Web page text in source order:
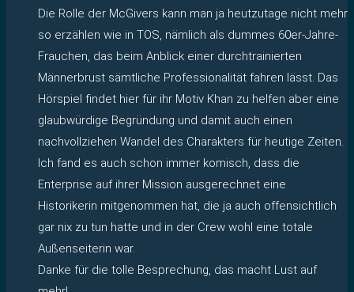
Die Rolle der McGivers kann man ja heutzutage nicht mehr
so erzählen wie in TOS, nämlich als dummes 60er-Jahre-
Frauchen, das beim Anblick einer durchtrainierten
Männerbrust sämtliche Professionalität fahren lässt. Das
Hörspiel findet hier für ihr Motiv Khan zu helfen aber eine
glaubwürdige Begründung und damit auch einen
nachvollziehen Wandel des Charakters für heutige Zeiten.
Ich fand es auch schon immer komisch, dass die
Enterprise auf ihrer Mission ausgerechnet eine
Historikerin mitgenommen hat, die ja auch offensichtlich
gar nix zu tun hatte und in der Crew wohl eine totale
Außenseiterin war.
Danke für die tolle Besprechung, das macht Lust auf